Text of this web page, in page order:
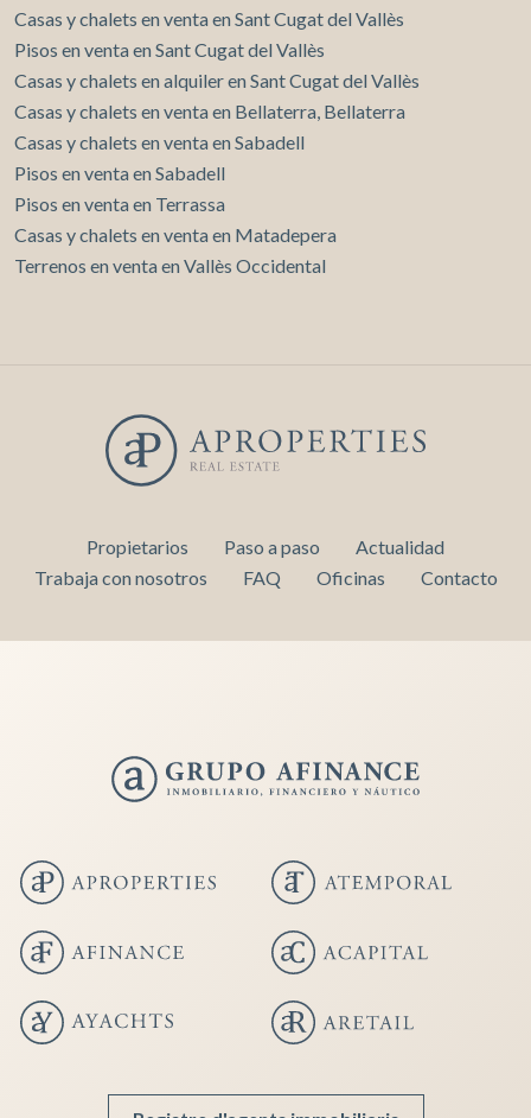
Casas y chalets en venta en Sant Cugat del Vallès
Pisos en venta en Sant Cugat del Vallès
Casas y chalets en alquiler en Sant Cugat del Vallès
Casas y chalets en venta en Bellaterra, Bellaterra
Casas y chalets en venta en Sabadell
Pisos en venta en Sabadell
Pisos en venta en Terrassa
Casas y chalets en venta en Matadepera
Terrenos en venta en Vallès Occidental
Propietarios Paso a paso
Actualidad
Trabaja con nosotros
FAQ Oficinas Contacto